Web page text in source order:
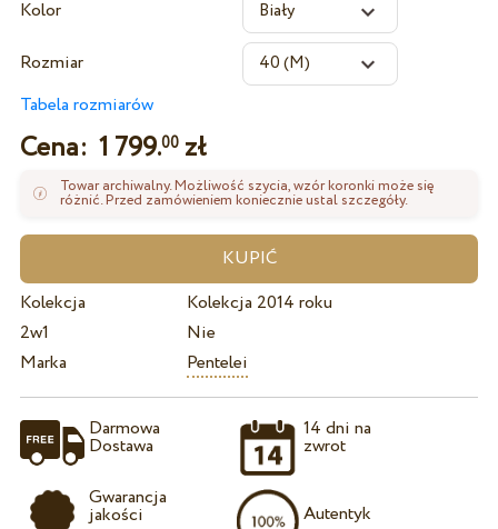
Kolor
Rozmiar
Tabela rozmiarów
Cena: 1 799.00zł
Towar archiwalny. Możliwość szycia, wzór koronki może się
różnić. Przed zamówieniem koniecznie ustal szczegóły.
Kolekcja
Kolekcja 2014 roku
2w1
Nie
Marka
Pentelei
Darmowa
Dostawa
Gwarancja
jakości
14 dni na
zwrot
Autentyk